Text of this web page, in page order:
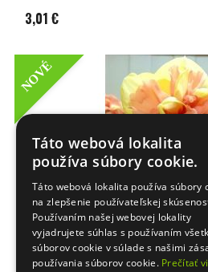
3,01 €
NOVÉ
Narcissus -
Táto webová lokalita
používa súbory cookie.
Táto webová lokalita používa súbory
na zlepšenie používateľskej
Používaním našej webovej lokality
vyjadrujete súhlas s používaním
súborov cookie v súlade s našimi
používania súborov cookie. Prečítať